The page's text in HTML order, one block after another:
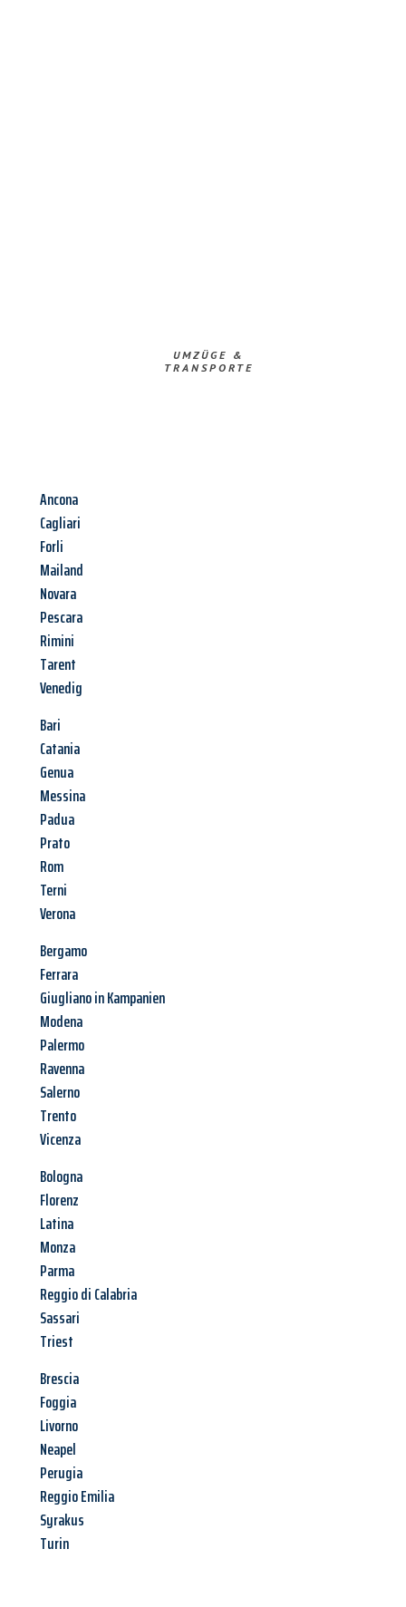
UMZÜGE &
TRANSPORTE
Ancona
Cagliari
Forli
Mailand
Novara
Pescara
Rimini
Tarent
Venedig
Bari
Catania
Genua
Messina
Padua
Prato
Rom
Terni
Verona
Bergamo
Ferrara
Giugliano in Kampanien
Modena
Palermo
Ravenna
Salerno
Trento
Vicenza
Bologna
Florenz
Latina
Monza
Parma
Reggio di Calabria
Sassari
Triest
Brescia
Foggia
Livorno
Neapel
Perugia
Reggio Emilia
Syrakus
Turin